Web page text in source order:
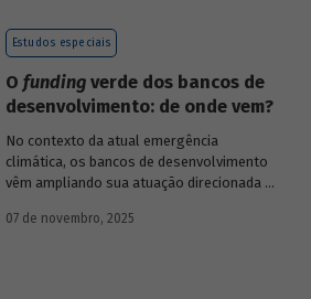
momentos de crise, como as de 2008 e
da Covid-19, e no combate à emergência
entanto, são necessárias sólidas fontes
de recursos.
Estudos especiais
O fundingverde dos bancos de
desenvolvimento: de onde vem?
No contexto da atual emergência
climática, os bancos de desenvolvimento
vêm ampliando sua atuação direcionada à
e, consequentemente, buscado novas
07 de novembro, 2025